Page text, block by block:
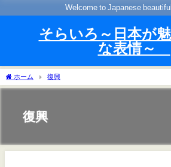
Welcome to Japanese
そらいろ～日本が
な表情～
ホーム 復興
復興